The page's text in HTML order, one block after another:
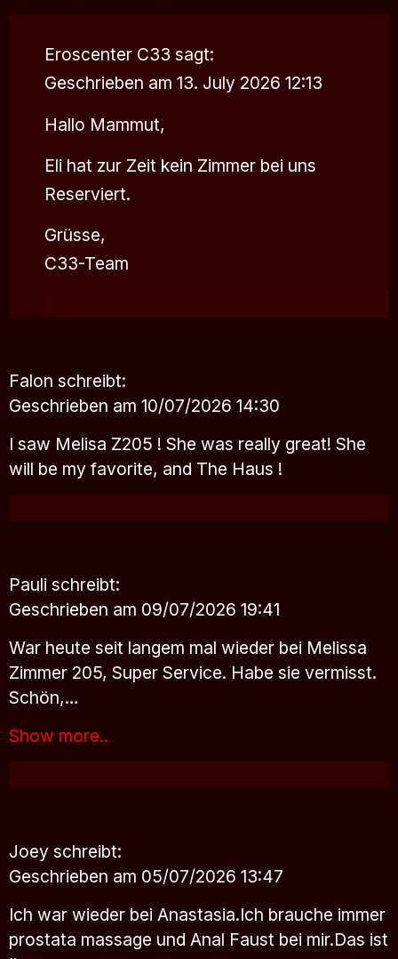
Eroscenter C33 sagt:
Geschrieben am 13. July 2026 12:13
Hallo Mammut,
Eli hat zur Zeit kein Zimmer bei uns
Reserviert.
Grüsse,
C33-Team
Falon schreibt:
Geschrieben am 10/07/2026 14:30
I saw Melisa Z205 ! She was really great! She
will be my favorite, and The Haus !
Pauli schreibt:
Geschrieben am 09/07/2026 19:41
War heute seit langem mal wieder bei Melissa
Zimmer 205, Super Service. Habe sie vermisst.
Schön,…
Show more..
Joey schreibt:
Geschrieben am 05/07/2026 13:47
Ich war wieder bei Anastasia.Ich brauche immer
prostata massage und Anal Faust bei mir.Das ist